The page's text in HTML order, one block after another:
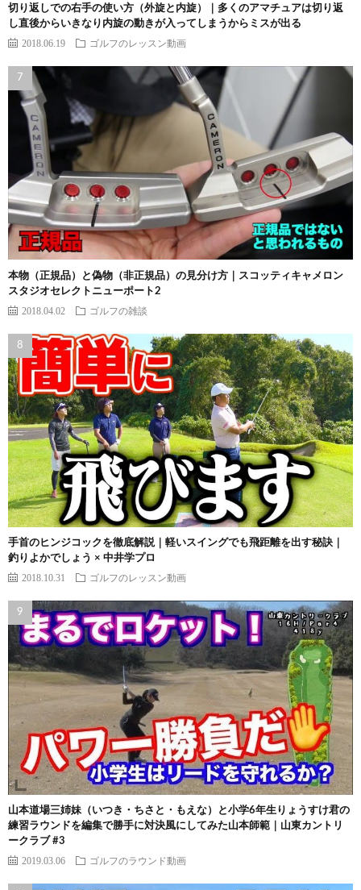
切り返しでの右手の使い方（外旋と内旋）｜多くのアマチュアは切り返
し直後からいきなり内旋の動きが入ってしまうからミスが出る
2018.06.19 ゴルフのレッスン動画
本物（正規品）と偽物（非正規品）の見分け方｜スコッティキャメロン
スタジオセレクトニューポート2
2018.04.02 ゴルフの雑談
手首のヒンジコックを徹底解説｜軽いスイングでも飛距離を出す秘訣｜
釣りよかでしょう × 中井学プロ
2018.10.31 ゴルフのレッスン動画
山本道場三姉妹（いつき・ちさと・もえな）と小学6年生りょうすけ君の
練習ラウンドを編集で勝手に対決風にしてみた山本師範｜山東カントリ
ークラブ #3
2019.03.06 ゴルフのラウンド動画